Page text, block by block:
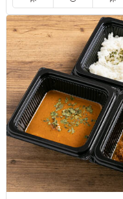
【栄養成分表示(ルーのみ):
11.3g/脂質12.9g/炭水化物
5.0
甲殻類アレルギーとグル
ので、こちらのカレーを
で、若い男性の先方にも
いただきます。
ご利用シーン：会食・接待›
東京都江東区亀戸2024/09/28